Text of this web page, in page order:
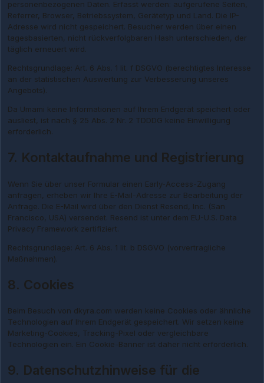
personenbezogenen Daten. Erfasst werden: aufgerufene Seiten,
Referrer, Browser, Betriebssystem, Gerätetyp und Land. Die IP-
Adresse wird nicht gespeichert. Besucher werden über einen
tagesbasierten, nicht rückverfolgbaren Hash unterschieden, der
täglich erneuert wird.
Rechtsgrundlage: Art. 6 Abs. 1 lit. f DSGVO (berechtigtes Interesse
an der statistischen Auswertung zur Verbesserung unseres
Angebots).
Da Umami keine Informationen auf Ihrem Endgerät speichert oder
ausliest, ist nach § 25 Abs. 2 Nr. 2 TDDDG keine Einwilligung
erforderlich.
7. Kontaktaufnahme und Registrierung
Wenn Sie über unser Formular einen Early-Access-Zugang
anfragen, erheben wir Ihre E-Mail-Adresse zur Bearbeitung der
Anfrage. Die E-Mail wird über den Dienst Resend, Inc. (San
Francisco, USA) versendet. Resend ist unter dem EU-U.S. Data
Privacy Framework zertifiziert.
Rechtsgrundlage: Art. 6 Abs. 1 lit. b DSGVO (vorvertragliche
Maßnahmen).
8. Cookies
Beim Besuch von dkyra.com werden keine Cookies oder ähnliche
Technologien auf Ihrem Endgerät gespeichert. Wir setzen keine
Marketing-Cookies, Tracking-Pixel oder vergleichbare
Technologien ein. Ein Cookie-Banner ist daher nicht erforderlich.
9. Datenschutzhinweise für die